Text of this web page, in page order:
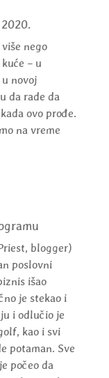
nego
– u
novoj
da rade da
ovo prođe.
na vreme
blogger)
poslovni
išao
je stekao i
i odlučio je
kao i svi
potaman. Sve
počeo da